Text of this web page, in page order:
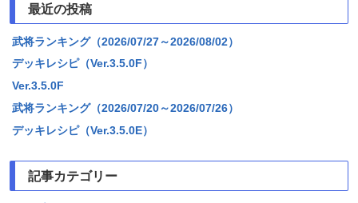
最近の投稿
武将ランキング（2026/07/27～2026/08/02）
デッキレシピ（Ver.3.5.0F）
Ver.3.5.0F
武将ランキング（2026/07/20～2026/07/26）
デッキレシピ（Ver.3.5.0E）
記事カテゴリー